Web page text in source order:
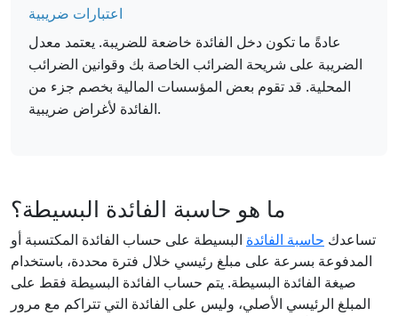
اعتبارات ضريبية
عادةً ما تكون دخل الفائدة خاضعة للضريبة. يعتمد معدل
الضريبة على شريحة الضرائب الخاصة بك وقوانين الضرائب
المحلية. قد تقوم بعض المؤسسات المالية بخصم جزء من
الفائدة لأغراض ضريبية.
ما هو حاسبة الفائدة البسيطة؟
تساعدك حاسبة الفائدة البسيطة على حساب الفائدة المكتسبة أو
المدفوعة بسرعة على مبلغ رئيسي خلال فترة محددة، باستخدام
صيغة الفائدة البسيطة. يتم حساب الفائدة البسيطة فقط على
المبلغ الرئيسي الأصلي، وليس على الفائدة التي تتراكم مع مرور